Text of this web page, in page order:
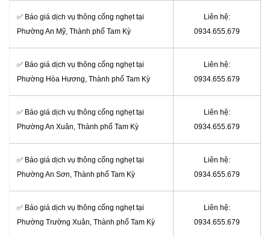
✅ Báo giá dịch vụ thông cống nghẹt tại
Phường An Mỹ, Thành phố Tam Kỳ
Liên hệ:
0934.655.679
✅ Báo giá dịch vụ thông cống nghẹt tại
Phường Hòa Hương, Thành phố Tam Kỳ
Liên hệ:
0934.655.679
✅ Báo giá dịch vụ thông cống nghẹt tại
Phường An Xuân, Thành phố Tam Kỳ
Liên hệ:
0934.655.679
✅ Báo giá dịch vụ thông cống nghẹt tại
Phường An Sơn, Thành phố Tam Kỳ
Liên hệ:
0934.655.679
✅ Báo giá dịch vụ thông cống nghẹt tại
Phường Trường Xuân, Thành phố Tam Kỳ
Liên hệ:
0934.655.679